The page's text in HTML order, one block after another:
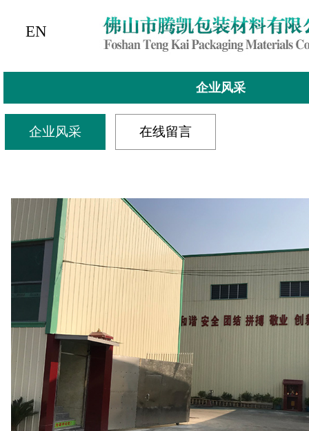
EN
企业风采
企业风采 在线留言